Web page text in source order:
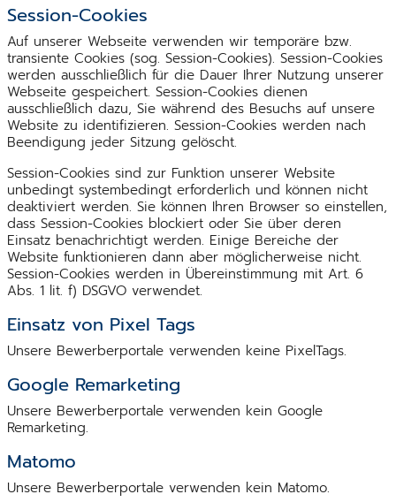
Session-Cookies
Auf unserer Webseite verwenden wir temporäre bzw.
transiente Cookies (sog. Session-Cookies). Session-Cookies
werden ausschließlich für die Dauer Ihrer Nutzung unserer
Webseite gespeichert. Session-Cookies dienen
ausschließlich dazu, Sie während des Besuchs auf unsere
Website zu identifizieren. Session-Cookies werden nach
Beendigung jeder Sitzung gelöscht.
Session-Cookies sind zur Funktion unserer Website
unbedingt systembedingt erforderlich und können nicht
deaktiviert werden. Sie können Ihren Browser so einstellen,
dass Session-Cookies blockiert oder Sie über deren
Einsatz benachrichtigt werden. Einige Bereiche der
Website funktionieren dann aber möglicherweise nicht.
Session-Cookies werden in Übereinstimmung mit Art. 6
Abs. 1 lit. f) DSGVO verwendet.
Einsatz von Pixel Tags
Unsere Bewerberportale verwenden keine PixelTags.
Google Remarketing
Unsere Bewerberportale verwenden kein Google
Remarketing.
Matomo
Unsere Bewerberportale verwenden kein Matomo.